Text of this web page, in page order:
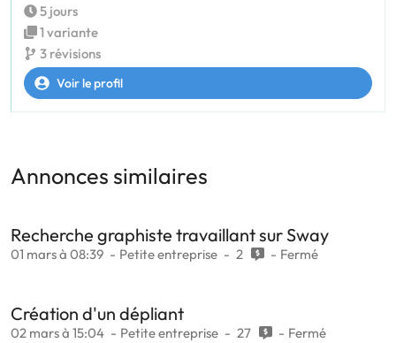
5 jours
1 variante
3 révisions
Voir le profil
Annonces similaires
Recherche graphiste travaillant sur Sway
01 mars à 08:39 Petite entreprise 2 Fermé
Création d'un dépliant
02 mars à 15:04 Petite entreprise 27 Fermé